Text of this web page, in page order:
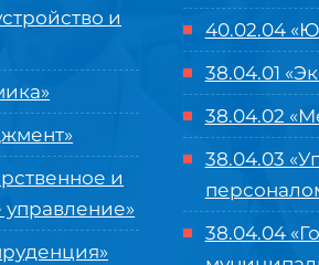
и
и
40.02.04
38.04.01
38.04.02
38.04.03
38.04.04